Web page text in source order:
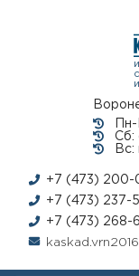
Сб:
Вс:
+7 (473) 200-
+7 (473) 237-
+7 (473) 268-